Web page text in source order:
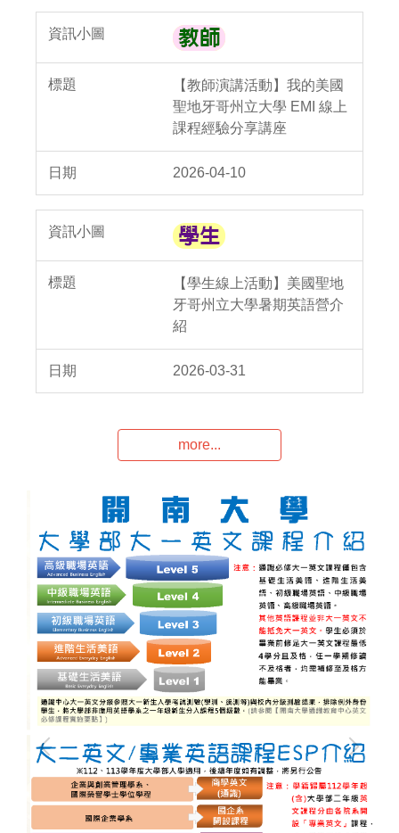
【教師演講活動】我的美國
聖地牙哥州立大學 EMI 線上
課程經驗分享講座
2026-04-10
【學生線上活動】美國聖地
牙哥州立大學暑期英語營介
紹
2026-03-31
more...